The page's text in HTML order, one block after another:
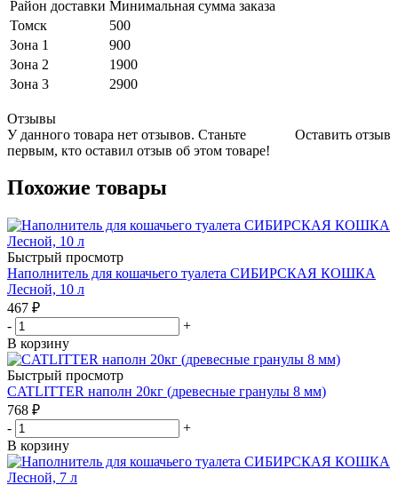
Район доставки Минимальная сумма заказа
Томск
500
Зона 1
900
Зона 2
1900
Зона 3
2900
Отзывы
Оставить отзыв
У данного товара нет отзывов. Станьте
первым, кто оставил отзыв об этом товаре!
Похожие товары
Быстрый просмотр
Наполнитель для кошачьего туалета СИБИРСКАЯ КОШКА
Лесной, 10 л
467 ₽
-
+
В корзину
Быстрый просмотр
CATLITTER наполн 20кг (древесные гранулы 8 мм)
768 ₽
-
+
В корзину